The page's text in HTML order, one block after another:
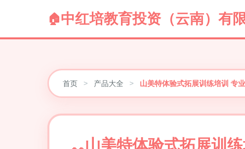
中红培教育投资（云南）有
首页 > 产品大全 > 山美特体验式拓展训练培训 专
山美特体验式拓展训